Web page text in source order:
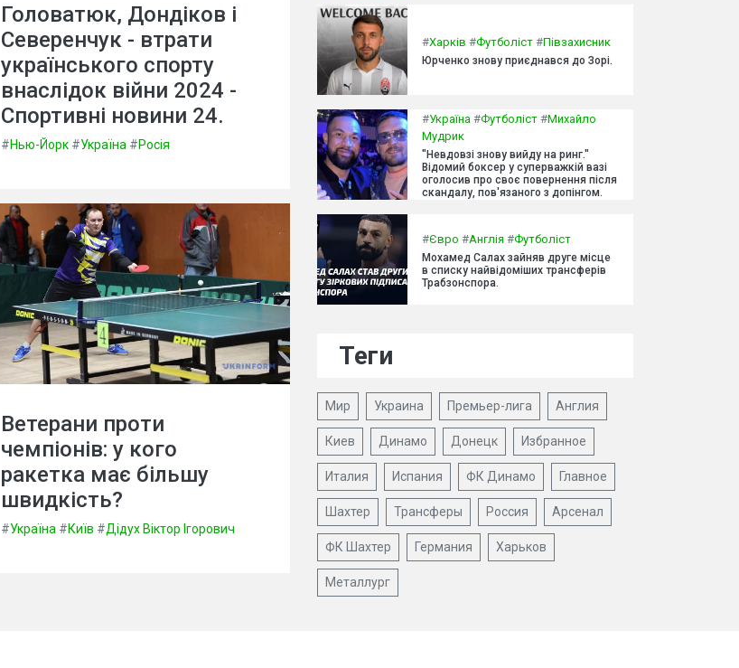
Головатюк, Дондіков і
Северенчук - втрати
українського спорту
внаслідок війни 2024 -
Спортивні новини 24.
#Нью-Йорк #Україна #Росія
Ветерани проти
чемпіонів: у кого
ракетка має більшу
швидкість?
#Україна #Київ #Дідух Віктор Ігорович
#Харків #Футболіст #Півзахисник
Юрченко знову приєднався до Зорі.
#Україна #Футболіст #Михайло
Мудрик
"Невдовзі знову вийду на ринг."
Відомий боксер у суперважкій вазі
оголосив про своє повернення після
скандалу, пов'язаного з допінгом.
#Євро #Англія #Футболіст
Мохамед Салах зайняв друге місце
в списку найвідоміших трансферів
Трабзонспора.
Теги
Мир Украина Премьер-лига Англия
Киев Динамо Донецк Избранное
Италия Испания ФК Динамо Главное
Шахтер Трансферы Россия Арсенал
ФК Шахтер Германия Харьков
Металлург